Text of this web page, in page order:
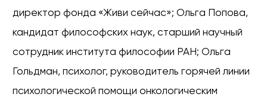
директор фонда «Живи сейчас»; Ольга Попова,
кандидат философских наук, старший научный
сотрудник института философии РАН; Ольга
Гольдман, психолог, руководитель горячей линии
психологической помощи онкологическим